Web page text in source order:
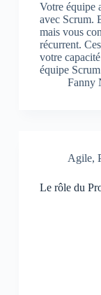
Votre équipe
avec Scrum.
mais vous
récurrent.
votre
équipe
Fanny
Agile,
Le rôle du